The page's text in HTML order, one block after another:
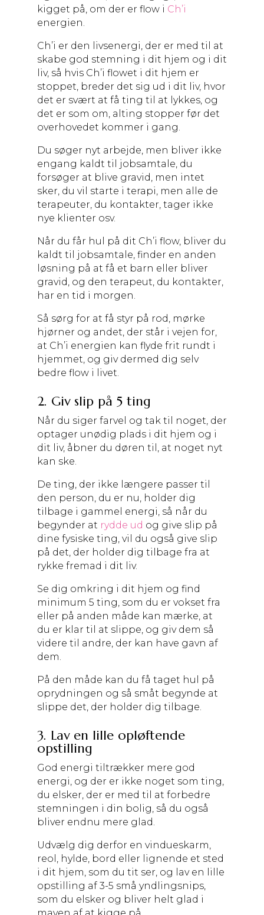
kigget på, om der er flow i Ch’i
energien.
Ch’i er den livsenergi, der er med til at
skabe god stemning i dit hjem og i dit
liv, så hvis Ch’i flowet i dit hjem er
stoppet, breder det sig ud i dit liv, hvor
det er svært at få ting til at lykkes, og
det er som om, alting stopper før det
overhovedet kommer i gang.
Du søger nyt arbejde, men bliver ikke
engang kaldt til jobsamtale, du
forsøger at blive gravid, men intet
sker, du vil starte i terapi, men alle de
terapeuter, du kontakter, tager ikke
nye klienter osv.
Når du får hul på dit Ch’i flow, bliver du
kaldt til jobsamtale, finder en anden
løsning på at få et barn eller bliver
gravid, og den terapeut, du kontakter,
har en tid i morgen.
Så sørg for at få styr på rod, mørke
hjørner og andet, der står i vejen for,
at Ch’i energien kan flyde frit rundt i
hjemmet, og giv dermed dig selv
bedre flow i livet.
2. Giv slip på 5 ting
Når du siger farvel og tak til noget, der
optager unødig plads i dit hjem og i
dit liv, åbner du døren til, at noget nyt
kan ske.
De ting, der ikke længere passer til
den person, du er nu, holder dig
tilbage i gammel energi, så når du
begynder at rydde ud og give slip på
dine fysiske ting, vil du også give slip
på det, der holder dig tilbage fra at
rykke fremad i dit liv.
Se dig omkring i dit hjem og find
minimum 5 ting, som du er vokset fra
eller på anden måde kan mærke, at
du er klar til at slippe, og giv dem så
videre til andre, der kan have gavn af
dem.
På den måde kan du få taget hul på
oprydningen og så småt begynde at
slippe det, der holder dig tilbage.
3. Lav en lille opløftende
opstilling
God energi tiltrækker mere god
energi, og der er ikke noget som ting,
du elsker, der er med til at forbedre
stemningen i din bolig, så du også
bliver endnu mere glad.
Udvælg dig derfor en vindueskarm,
reol, hylde, bord eller lignende et sted
i dit hjem, som du tit ser, og lav en lille
opstilling af 3-5 små yndlingsnips,
som du elsker og bliver helt glad i